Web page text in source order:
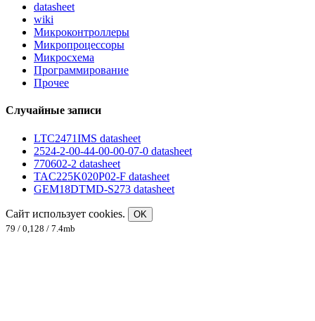
datasheet
wiki
Микроконтроллеры
Микропроцессоры
Микросхема
Программирование
Прочее
Случайные записи
LTC2471IMS datasheet
2524-2-00-44-00-00-07-0 datasheet
770602-2 datasheet
TAC225K020P02-F datasheet
GEM18DTMD-S273 datasheet
Сайт использует cookies.
OK
79 / 0,128 / 7.4mb